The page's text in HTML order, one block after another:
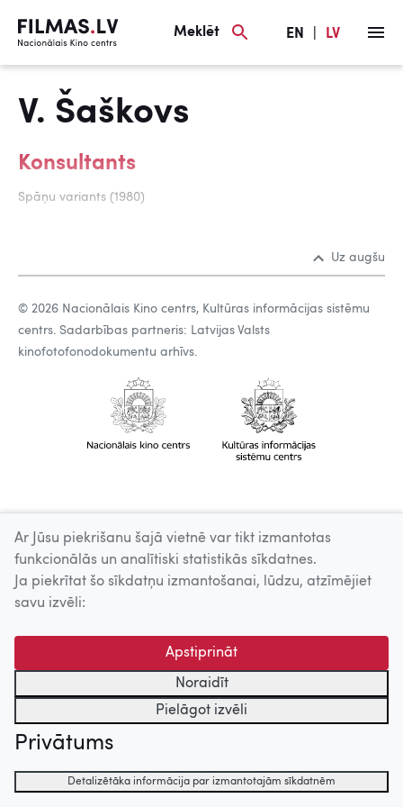
Meklēt EN LV
V. Šaškovs
Konsultants
Spāņu variants (1980)
Uz augšu
© 2026 Nacionālais Kino centrs, Kultūras informācijas sistēmu
centrs. Sadarbības partneris: Latvijas Valsts
kinofotofonodokumentu arhīvs.
Ar Jūsu piekrišanu šajā vietnē var tikt izmantotas
funkcionālās un analītiski statistikās sīkdatnes.
Ja piekrītat šo sīkdatņu izmantošanai, lūdzu, atzīmējiet
savu izvēli:
Apstiprināt
Noraidīt
Pielāgot izvēli
Privātums
Detalizētāka informācija par izmantotajām sīkdatnēm